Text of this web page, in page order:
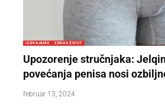
IZDVAJAMO ZDRAV ŽIVOT
Upozorenje stručnjaka:
povećanja penisa nosi
februar 13, 2024